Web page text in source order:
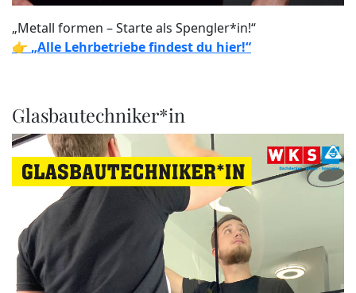
„Metall formen – Starte als Spengler*in!“
👉 „Alle Lehrbetriebe findest du hier!“
Glasbautechniker*in